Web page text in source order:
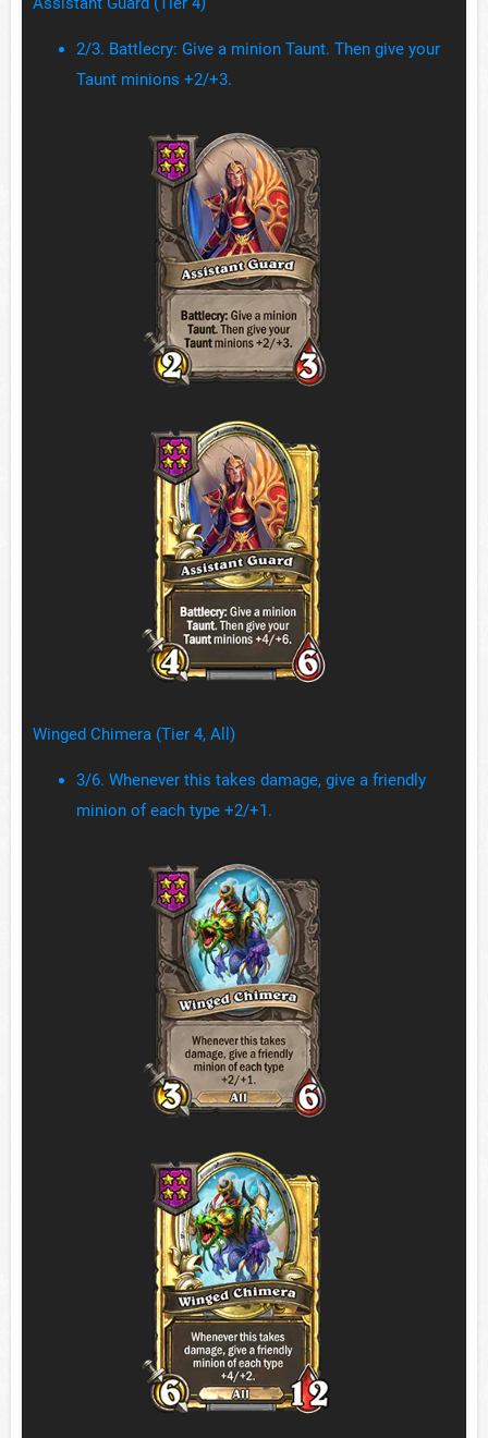
2/3. Battlecry: Give a minion Taunt. Then give your
Taunt minions +2/+3.
Winged Chimera (Tier 4, All)
3/6. Whenever this takes damage, give a friendly
minion of each type +2/+1.